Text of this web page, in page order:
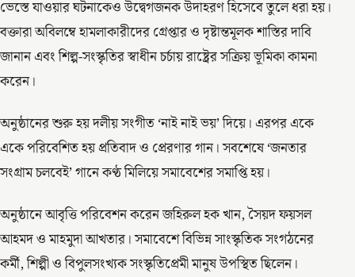
ভেস্তে যাওয়ার ঘটনাকেও উদ্বেগজনক উদাহরণ হিসেবে তুলে ধরা হয়।
বক্তারা অবিলম্বে হামলাকারীদের গ্রেপ্তার ও দৃষ্টান্তমূলক শাস্তির দাবি
জানান এবং শিল্প-সংস্কৃতির স্বাধীন চর্চায় রাষ্ট্রের সক্রিয় ভূমিকা কামনা
করেন।
অনুষ্ঠানের শুরু হয় দলীয় সংগীত ‘নাই নাই ভয়’ দিয়ে। এরপর একে
একে পরিবেশিত হয় প্রতিবাদ ও প্রেরণার গান। সবশেষে ‘জনতার
সংগ্রাম চলবেই’ গানে কণ্ঠ মিলিয়ে সমাবেশের সমাপ্তি হয়।
অনুষ্ঠানে আবৃত্তি পরিবেশন করেন জহিরুল হক খান, সৈয়দ ফয়সল
আহমদ ও মাহমুদা আখতার। সমাবেশে বিভিন্ন সাংস্কৃতিক সংগঠনের
কর্মী, শিল্পী ও বিপুলসংখ্যক সংস্কৃতিপ্রেমী মানুষ উপস্থিত ছিলেন।